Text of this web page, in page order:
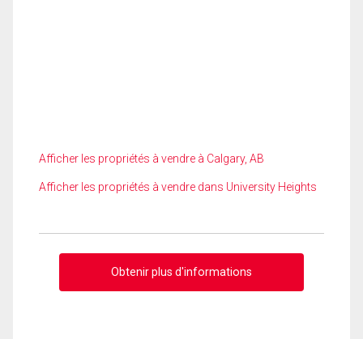
Afficher les propriétés à vendre à Calgary, AB
Afficher les propriétés à vendre dans University Heights
Obtenir plus d'informations